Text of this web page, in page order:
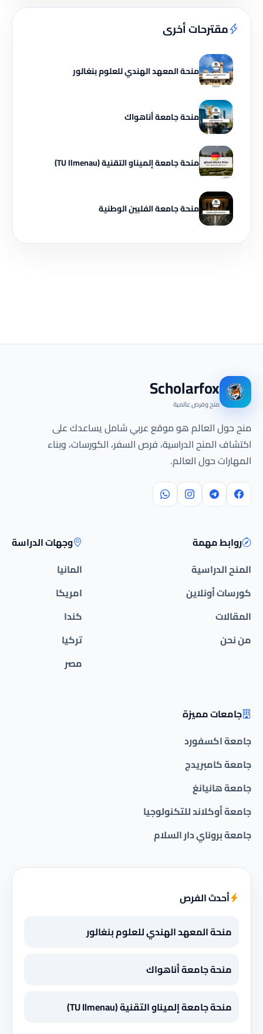
مقترحات أخرى
منحة المعهد الهندي للعلوم بنغالور
منحة جامعة أناهواك
منحة جامعة إلميناو التقنية (TU Ilmenau)
منحة جامعة الفلبين الوطنية
Scholarfox
منح وفرص عالمية
منح حول العالم هو موقع عربي شامل يساعدك على
اكتشاف المنح الدراسية، فرص السفر، الكورسات، وبناء
المهارات حول العالم.
روابط مهمة
المنح الدراسية
كورسات أونلاين
المقالات
من نحن
وجهات الدراسة
المانيا
امريكا
كندا
تركيا
مصر
جامعات مميزة
جامعة اكسفورد
جامعة كامبريدج
جامعة هانيانغ
جامعة أوكلاند للتكنولوجيا
جامعة بروناي دار السلام
أحدث الفرص
منحة المعهد الهندي للعلوم بنغالور
منحة جامعة أناهواك
منحة جامعة إلميناو التقنية (TU Ilmenau)